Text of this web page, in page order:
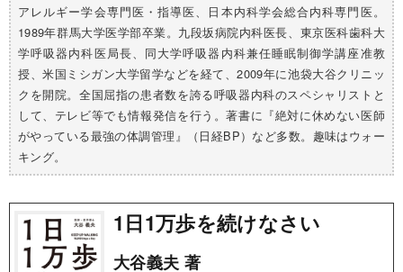
アレルギー学会専門医・指導医、日本内科学会総合内科専門医。
1989年群馬大学医学部卒業。九段坂病院内科医長、東京医科歯科大
学呼吸器内科医局長、同大学呼吸器内科兼任睡眠制御学講座准教
授、米国ミシガン大学留学などを経て、2009年に池袋大谷クリニッ
クを開院。全国屈指の患者数を誇る呼吸器内科のスペシャリストと
して、テレビ等でも情報発信を行う。著書に『絶対に休めない医師
がやっている最強の体調管理』（日経BP）など多数。趣味はウォー
キング。
1日1万歩を続けなさい
大谷義夫 著